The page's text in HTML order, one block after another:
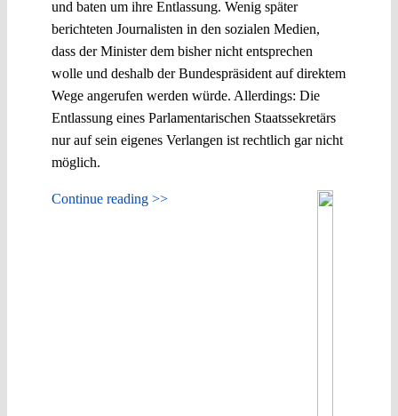
und baten um ihre Entlassung. Wenig später
berichteten Journalisten in den sozialen Medien,
dass der Minister dem bisher nicht entsprechen
wolle und deshalb der Bundespräsident auf direktem
Wege angerufen werden würde. Allerdings: Die
Entlassung eines Parlamentarischen Staatssekretärs
nur auf sein eigenes Verlangen ist rechtlich gar nicht
möglich.
Continue reading >>